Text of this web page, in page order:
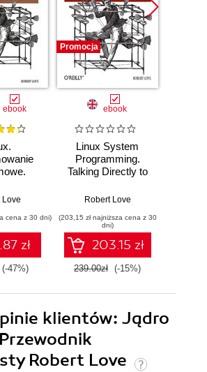
ebook
Love
cena z 30 dni)
zł
(-47%)
Promocja
ebook
Linux System
Programming.
Talking Directly to
Library. 2nd Edition
Robert Love
(203,15 zł najniższa cena z 30
dni)
203.15 zł
239.00zł (-15%)
klientów: Jądro
Robert Love